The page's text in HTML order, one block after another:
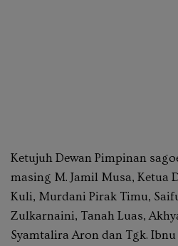
Ketujuh Dewan Pimpinan
masing M. Jamil Musa, Ketua
Kuli, Murdani Pirak Timu,
Zulkarnaini, Tanah Luas,
Syamtalira Aron dan Tgk. Ibnu